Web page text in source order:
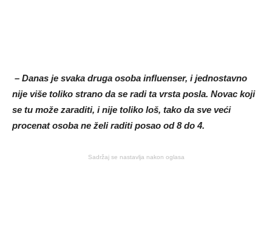
– Danas je svaka druga osoba influenser, i jednostavno
nije više toliko strano da se radi ta vrsta posla. Novac koji
se tu može zaraditi, i nije toliko loš, tako da sve veći
procenat osoba ne želi raditi posao od 8 do 4.
Sadržaj se nastavlja nakon oglasa